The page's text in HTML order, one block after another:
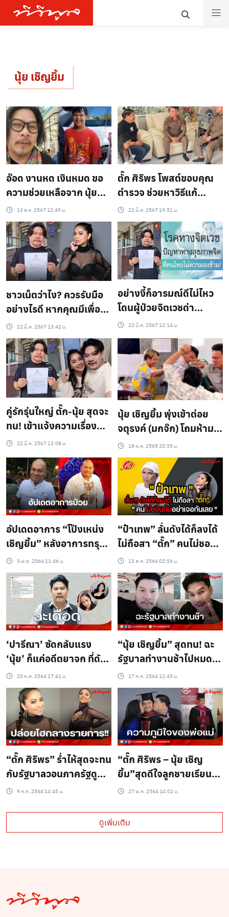
นุ้ย เชิญยิ้ม
อ๊อด งานหด เงินหมด ขอ
ความช่วยเหลือจาก นุ้ย
เชิญยิ้ม โทรหาพ่อชูษีก็ไม่
รับ
13 ธ.ค. 2567 12:49 น.
ตั๊ก ศิริพร โพสต์ขอบคุณ
ตำรวจ ช่วยหาวิธีแก้
ปัญหาผู้ป่วยจิตเวชฝั่งตรง
ข้าม
22 มี.ค. 2567 19:51 น.
ชาวเน็ตว่าไง? ควรรับมือ
อย่างไรดี หากคุณมีเพื่อน
บ้านเป็นผู้ป่วยจิตเวช
22 มี.ค. 2567 13:42 น.
อย่างงี้ก็อารมณ์ดีไม่ไหว
โดนผู้ป่วยจิตเวชด่า
คุกคามทุกวัน “นุ้ย เชิญ
ยิ้ม” เข้าแจ้งความ
22 มี.ค. 2567 12:14 น.
คู่รักรุ่นใหญ่ ตั๊ก-นุ้ย สุดจะ
ทน! เข้าแจ้งความเรื่อง
เพื่อนบ้านผู้ป่วยจิตเวช
22 มี.ค. 2567 12:08 น.
นุ้ย เชิญยิ้ม พุ่งเข้าต่อย
จตุรงค์ (มกจ๊ก) โถมห้าม
กันทั้งสตูดิโอ
18 ต.ค. 2565 20:35 น.
อัปเดตอาการ “โป๊งเหน่ง
เชิญยิ้ม” หลังอาการทรุด
ปอดทะลุ เดินไม่ได้
3 พ.ย. 2564 11:46 น.
“ป๋าเทพ” ลั่นดังได้ก็ลงได้
ไม่ถือสา “ตั๊ก” คนไม่ชอบ
กันอย่าเจอกันเลย (มีคลิป)
13 ส.ค. 2564 02:56 น.
‘ปารีณา’ ซัดกลับแรง
‘นุ้ย’ ก็แค่อดีตยาจก ที่ดัง
ได้เพราะเมีย!!!
25 ก.ค. 2564 17:41 น.
“นุ้ย เชิญยิ้ม” สุดทน! ฉะ
รัฐบาลทำงานช้าไปหมด
ถ้าฉีดวัคซีนเร็ว คงไม่ตาย
มากขนาดนี้
17 ก.ค. 2564 12:45 น.
“ตั๊ก ศิริพร” ร่ำไห้สุดจะทน
กับรัฐบาลวอนภาครัฐดูแล
ประชาชนอย่างเต็มที่!!
9 ก.ค. 2564 14:45 น.
“ตั๊ก ศิริพร – นุ้ย เชิญ
ยิ้ม”สุดดีใจลูกชายเรียน
จบไฮสคูล
27 พ.ค. 2564 14:02 น.
ดูเพิ่มเติม